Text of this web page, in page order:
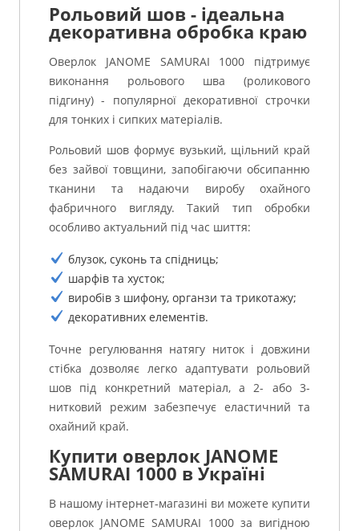
Рольовий шов - ідеальна
декоративна обробка краю
Оверлок JANOME SAMURAI 1000 підтримує
виконання рольового шва (роликового
підгину) - популярної декоративної строчки
для тонких і сипких матеріалів.
Рольовий шов формує вузький, щільний край
без зайвої товщини, запобігаючи обсипанню
тканини та надаючи виробу охайного
фабричного вигляду. Такий тип обробки
особливо актуальний під час шиття:
блузок, суконь та спідниць;
шарфів та хусток;
виробів з шифону, органзи та трикотажу;
декоративних елементів.
Точне регулювання натягу ниток і довжини
стібка дозволяє легко адаптувати рольовий
шов під конкретний матеріал, а 2- або 3-
нитковий режим забезпечує еластичний та
охайний край.
Купити оверлок JANOME
SAMURAI 1000 в Україні
В нашому інтернет-магазині ви можете купити
оверлок JANOME SAMURAI 1000 за вигідною